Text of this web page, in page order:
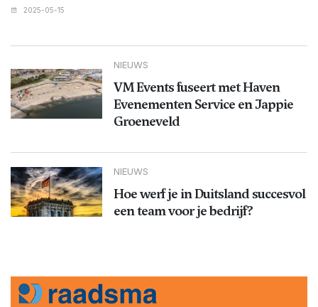
2025-05-15
NIEUWS
VM Events fuseert met Haven
Evenementen Service en Jappie
Groeneveld
NIEUWS
Hoe werf je in Duitsland succesvol
een team voor je bedrijf?